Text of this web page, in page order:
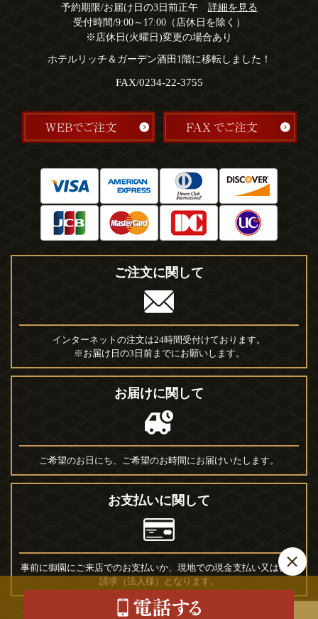
予約期限/お届け日の3日前正午 詳細を見る
受付時間/9:00～17:00（店休日を除く）
※店休日(火曜日)変更の場合あり
ホテルリッチ＆ガーデン酒田1階に移転しました！
FAX/0234-22-3755
ご注文に関して
インターネットの注文は24時間受付けております。
※お届け日の3日前までにお願いします。
お届けに関して
ご希望のお日にち、ご希望のお時間にお届けいたします。
お支払いに関して
事前に御園にご来店でのお支払いか、現地での現金支払い又は後日
請求（法人様）となります。